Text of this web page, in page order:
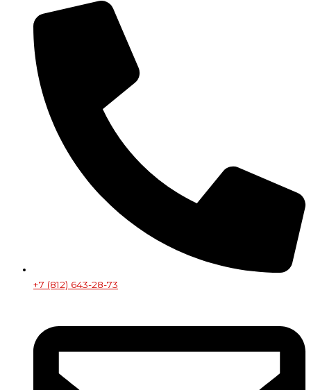
+7 (812) 643-28-73